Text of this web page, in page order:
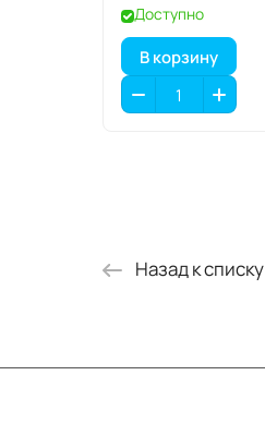
Доступно
В корзину
Назад к списку